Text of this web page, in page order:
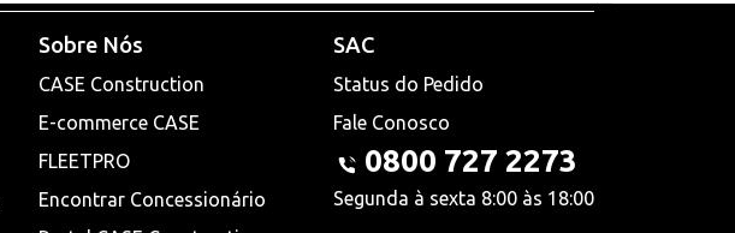
Sobre Nós
CASE Construction
E-commerce CASE
FLEETPRO
Encontrar Concessionário
SAC
Status do Pedido
Fale Conosco
0800 727 2273
Segunda à sexta 8:00 às 18:00